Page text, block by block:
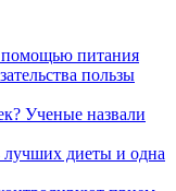
помощью питания
пользы
Ученые назвали
лучших диеты и одна